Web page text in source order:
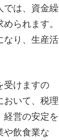
では、資金繰
られます。
なり、生産活
受けますの
おいて、税理
営の安定を
や飲食業な